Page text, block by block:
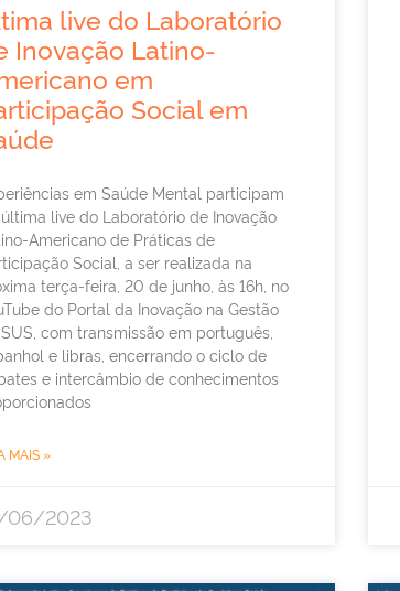
live do Laboratório
Inovação Latino-
em
Social em
em Saúde Mental participam
live do Laboratório de Inovação
Americano de Práticas de
Social, a ser realizada na
terça-feira, 20 de junho, às 16h, no
do Portal da Inovação na Gestão
com transmissão em português,
e libras, encerrando o ciclo de
e intercâmbio de conhecimentos
MAIS »
06/2023